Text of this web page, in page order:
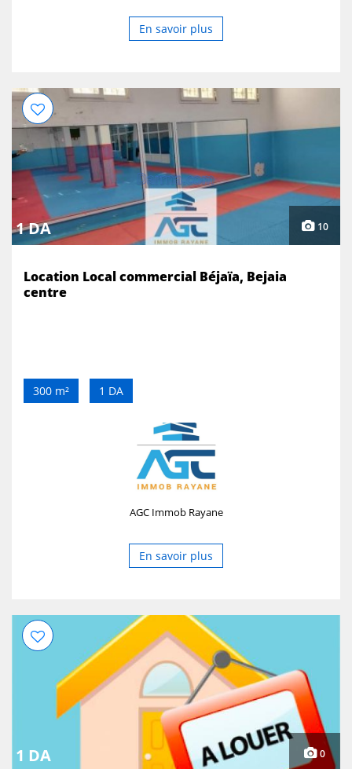
En savoir plus
1 DA 10
Location Local commercial Béjaïa, Bejaia
centre
300 m² 1 DA
AGC Immob Rayane
En savoir plus
1 DA 0